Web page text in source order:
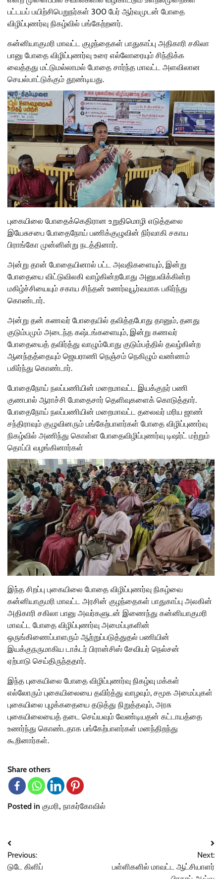
பட்டயப் பயிற்சிபெறுநர்கள் 300 பேர் ஆர்வமுடன் போதை
விழிப்புணர்வு நிகழ்வில் பங்கேற்றனர்.
கன்னியாகுமரி மாவட்ட குழந்தைகள் பாதுகாப்பு அதிகாரி சகிலா
பானு போதை விழிப்புணர்வு உரை எல்லோரையும் சிந்திக்க
வைத்தது மட்டுமல்லாமல் போதை சார்ந்த மாவட்ட அளவிலான
செயல்பாட்டுக்கும் தூண்டியது.
புகையிலை போதைக்கெதிரான உறுதிமொழி எடுத்தலை
இயேசுசபை போதைநோய் பணிக்குழுவின் நிர்வாகி சகாய
பிராங்கோ முன்னின்று நடத்தினார்.
அன்று தான் போதையினால் பட்ட அவதிகளையும், இன்று
போதையை விட்டுவிலகி வாழ்கின்றபோது அனுபவிக்கின்ற
மகிழ்ச்சியையும் சகாய சிந்தன் உணர்வுபூர்வமாக பகிர்ந்து
கொண்டார்.
அன்று தன் கணவர் போதையில் தவித்தபோது தானும், தனது
குடும்பமும் அடைந்த கஷ்டங்களையும், இன்று கணவர்
போதையைத் தவிர்த்து வாழும்போது குடும்பத்தில் தவழ்கின்ற
ஆனந்தத்தையும் ஜெயராணி நெஞ்சம் நெகிழும் வண்ணம்
பகிர்ந்து கொண்டார்.
போதைநோய் நலப்பணியின் மறைமாவட்ட இயக்குநர் பணி
குணபால் ஆராச்சி போதைசார் தெளிவுகளைக் கொடுத்தார்.
போதைநோய் நலப்பணியின் மறைமாவட்ட தலைவர் மரிய ஜாண்
சந்திராவும் குழுவினரும் பங்கேற்பாளர்கள் போதை விழிப்புணர்வு
நிகழ்வில் அணிந்து கொள்ள போதைவிழிப்புணர்வு டிஷர்ட் மற்றும்
தொப்பி வழங்கினார்கள்
இந்த சிறப்பு புகையிலை போதை விழிப்புணர்வு நிகழ்வை
கன்னியாகுமரி மாவட்ட அரசின் குழந்தைகள் பாதுகாப்பு அலகின்
அதிகாரி சகிலா பானு அவர்களுடன் இணைந்து கன்னியாகுமரி
மாவட்ட போதை விழிப்புணர்வு அமைப்புகளின்
ஒருங்கிணைப்பாளரும் ஆற்றுப்படுத்துதல் பணியின்
இயக்குநருமாகிய டாக்டர் பிரான்சிஸ் சேவியர் நெல்சன்
ஏற்பாடு செய்திருந்ததார்.
இந்த புகையிலை போதை விழிப்புணர்வு நிகழ்வு மக்கள்
எல்லோரும் புகையிலையை தவிர்த்து வாழவும், சமூக அமைப்புகள்
புகையிலை புழக்கதையை தடுத்து நிறுத்தவும், அரசு
புகையிலையைத் தடை செய்யவும் வேண்டியதன் கட்டாயத்தை
உணர்ந்து கொண்டதாக பங்கேற்பாளர்கள் மனந்திறந்து
கூறினார்கள்.
Share others
Posted in குமரி, நாகர்கோவில்
Post
navigation
Previous:
டுடே கிளிப்
Next:
பள்ளிகளில் மாவட்ட ஆட்சியாளர்